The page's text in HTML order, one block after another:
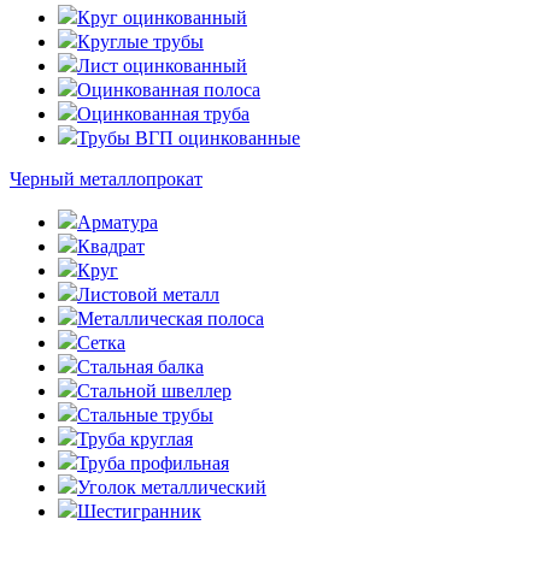
Круг оцинкованный
Круглые трубы
Лист оцинкованный
Оцинкованная полоса
Оцинкованная труба
Трубы ВГП оцинкованные
Черный металлопрокат
Арматура
Квадрат
Круг
Листовой металл
Металлическая полоса
Сетка
Стальная балка
Стальной швеллер
Стальные трубы
Труба круглая
Труба профильная
Уголок металлический
Шестигранник